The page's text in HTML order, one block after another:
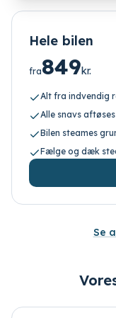
Hele bilen
fra849kr.
Alt fra indvendig
Alle snavs aftøses
Bilen steames
Fælge og dæk
Se